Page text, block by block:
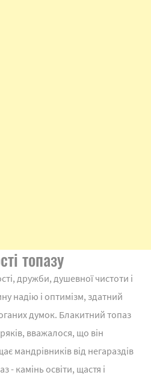
топазу
дружби, душевної чистоти і
надію і оптимізм, здатний
думок. Блакитний топаз
вважалося, що він
мандрівників від негараздів
- камінь освіти, щастя і